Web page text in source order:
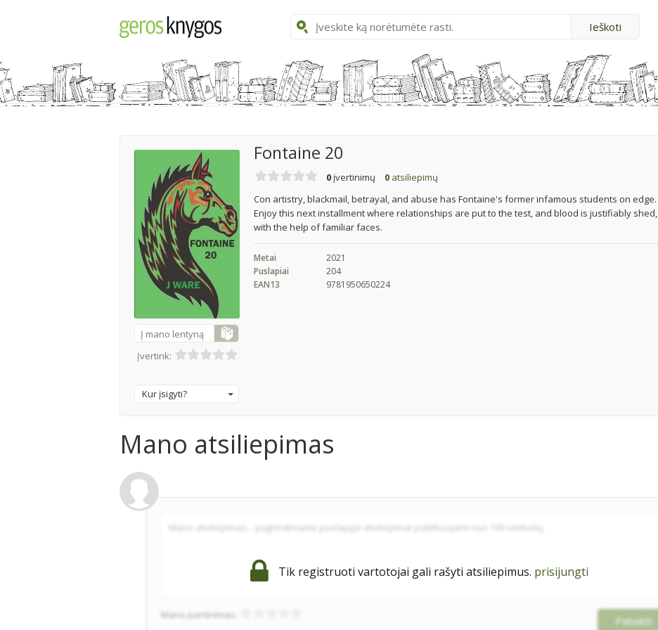
Į mano lentyną
Įvertink:
Kur įsigyti?
Fontaine 20
0 įvertinimų 0 atsiliepimų
Con artistry, blackmail, betrayal, and abuse has Fontaine's former infamous students on edge.
Enjoy this next installment where relationships are put to the test, and blood is justifiably shed,
with the help of familiar faces.
Metai
2021
Puslapiai
204
EAN13
9781950650224
Mano atsiliepimas
Tik registruoti vartotojai gali rašyti atsiliepimus. prisijungti
Mano įvertinimas: